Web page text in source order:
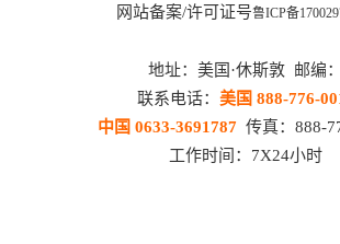
网站备案/许可证号鲁ICP备
地址：美国·休斯敦 邮编：
联系电话： 美国 888-776-
中国 0633-3691787 传真：888-
工作时间：7X24小时